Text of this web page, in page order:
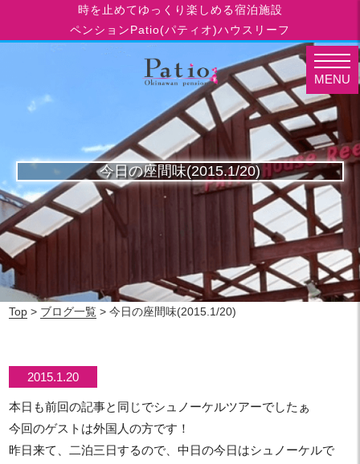
時を止めてゆっくり楽しめる宿泊施設
ペンションPatio(パティオ)ハウスリーフ
今日の座間味(2015.1/20)
Top > ブログ一覧 > 今日の座間味(2015.1/20)
2015.1.20
本日も前回の記事と同じでシュノーケルツアーでしたぁ
今回のゲストは外国人の方です！
昨日来て、二泊三日するので、中日の今日はシュノーケルで
MENU